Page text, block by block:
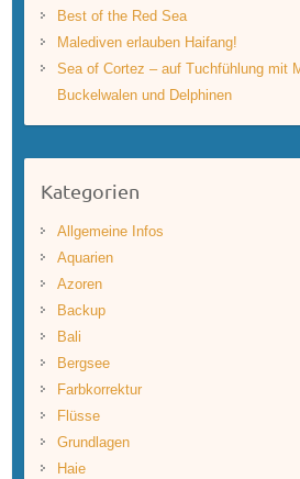
Best of the Red Sea
Malediven erlauben Haifang!
Sea of Cortez – auf Tuchfühlung mit
Buckelwalen und Delphinen
Kategorien
Allgemeine Infos
Aquarien
Azoren
Backup
Bali
Bergsee
Farbkorrektur
Flüsse
Grundlagen
Haie